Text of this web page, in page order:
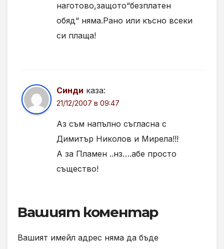
наготово,защото“безплатен
обяд“ няма.Рано или късно всеки
си плаща!
Синди каза:
21/12/2007 в 09:47
Аз съм напълно съгласна с
Димитър Николов и Мирела!!!
А за Пламен ..нз….абе просто
същество!
Вашият коментар
Вашият имейл адрес няма да бъде